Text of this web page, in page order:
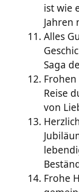
ist wie
Jahren
Alles
Saga
Reise
von
Frohe